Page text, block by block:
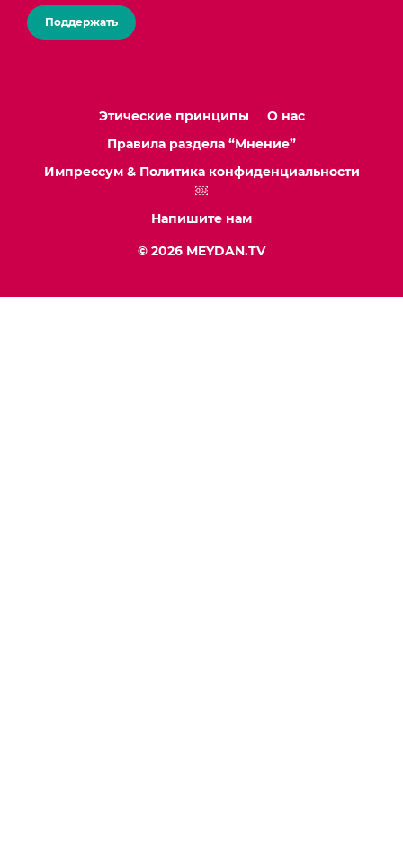
Поддержать
Этические принципы
О нас
Правила раздела “Мнение”
Импрессум & Политика конфиденциальности
￼
Напишите нам
© 2026 MEYDAN.TV